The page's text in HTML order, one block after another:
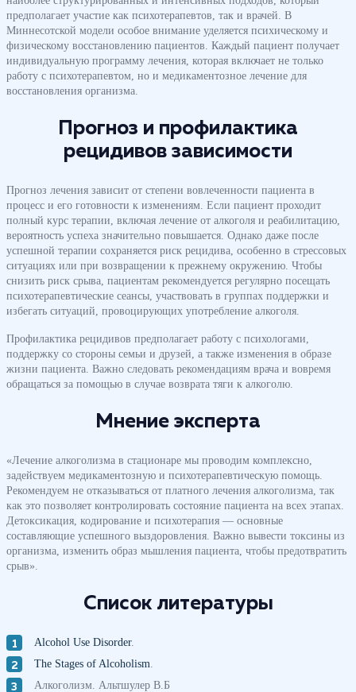
предполагает участие как психотерапевтов, так и врачей. В
Миннесотской модели особое внимание уделяется психическому и
физическому восстановлению пациентов. Каждый пациент получает
индивидуальную программу лечения, которая включает не только
работу с психотерапевтом, но и медикаментозное лечение для
восстановления организма.
Прогноз и профилактика
рецидивов зависимости
Прогноз лечения зависит от степени вовлеченности пациента в
процесс и его готовности к изменениям. Если пациент проходит
полный курс терапии, включая лечение от алкоголя и реабилитацию,
вероятность успеха значительно повышается. Однако даже после
успешной терапии сохраняется риск рецидива, особенно в стрессовых
ситуациях или при возвращении к прежнему окружению. Чтобы
снизить риск срыва, пациентам рекомендуется регулярно посещать
психотерапевтические сеансы, участвовать в группах поддержки и
избегать ситуаций, провоцирующих употребление алкоголя.
Профилактика рецидивов предполагает работу с психологами,
поддержку со стороны семьи и друзей, а также изменения в образе
жизни пациента. Важно следовать рекомендациям врача и вовремя
обращаться за помощью в случае возврата тяги к алкоголю.
Мнение эксперта
«Лечение алкоголизма в стационаре мы проводим комплексно,
задействуем медикаментозную и психотерапевтическую помощь.
Рекомендуем не отказываться от платного лечения алкоголизма, так
как это позволяет контролировать состояние пациента на всех этапах.
Детоксикация, кодирование и психотерапия — основные
составляющие успешного выздоровления. Важно вывести токсины из
организма, изменить образ мышления пациента, чтобы предотвратить
срыв».
Список литературы
Alcohol Use Disorder.
The Stages of Alcoholism
Алкоголизм. Альтшулер В.Б